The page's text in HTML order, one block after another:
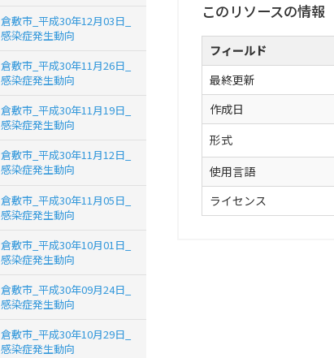
このリソースの情報
フィールド
最終更新
作成日
形式
使用言語
ライセンス
倉敷市_平成30年12月03日_
感染症発生動向
倉敷市_平成30年11月26日_
感染症発生動向
倉敷市_平成30年11月19日_
感染症発生動向
倉敷市_平成30年11月12日_
感染症発生動向
倉敷市_平成30年11月05日_
感染症発生動向
倉敷市_平成30年10月01日_
感染症発生動向
倉敷市_平成30年09月24日_
感染症発生動向
倉敷市_平成30年10月29日_
感染症発生動向